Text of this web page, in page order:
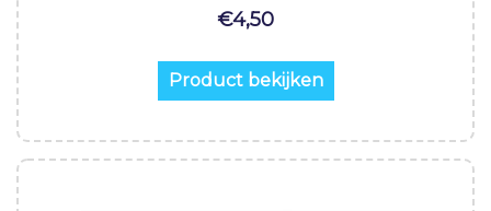
€4,50
Product bekijken